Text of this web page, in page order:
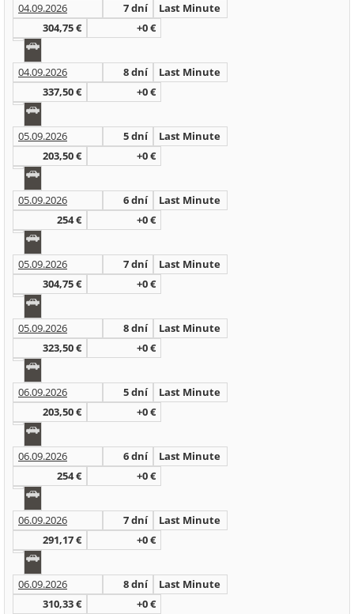
04.09.2026 7 dní
Last Minute
304,75 €
+0 €
04.09.2026 8 dní
Last Minute
337,50 €
+0 €
05.09.2026 5 dní
Last Minute
203,50 €
+0 €
05.09.2026 6 dní
Last Minute
254 €
+0 €
05.09.2026 7 dní
Last Minute
304,75 €
+0 €
05.09.2026 8 dní
Last Minute
323,50 €
+0 €
06.09.2026 5 dní
Last Minute
203,50 €
+0 €
06.09.2026 6 dní
Last Minute
254 €
+0 €
06.09.2026 7 dní
Last Minute
291,17 €
+0 €
06.09.2026 8 dní
Last Minute
310,33 €
+0 €